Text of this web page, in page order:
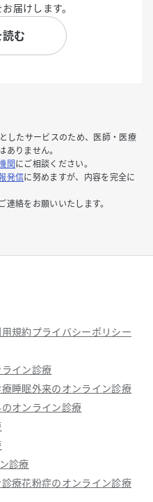
届けします。
む
したサービスのため、医師・医療
ありません。
関 にご相談ください。
発信に努めますが、内容を完全に
連絡をお願いいたします。
規約プライバシーポリシー
イン診療
睡眠外来のオンライン診療
オンライン診療
診療
療花粉症のオンライン診療